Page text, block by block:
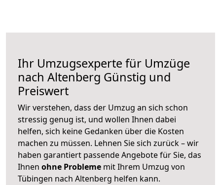
Ihr Umzugsexperte für Umzüge
nach Altenberg Günstig und
Preiswert
Wir verstehen, dass der Umzug an sich schon
stressig genug ist, und wollen Ihnen dabei
helfen, sich keine Gedanken über die Kosten
machen zu müssen. Lehnen Sie sich zurück – wir
haben garantiert passende Angebote für Sie, das
Ihnen ohne Probleme mit Ihrem Umzug von
Tübingen nach Altenberg helfen kann.